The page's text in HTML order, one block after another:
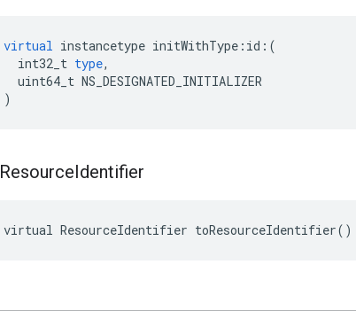
virtual instancetype initWithType : id :(
int32_t type,
uint64_t NS_DESIGNATED_INITIALIZER
)
ResourceIdentifier
virtual ResourceIdentifier toResourceIdentifier()